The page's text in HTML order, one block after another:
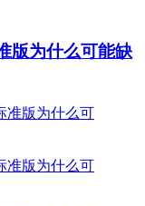
版为什么可能缺